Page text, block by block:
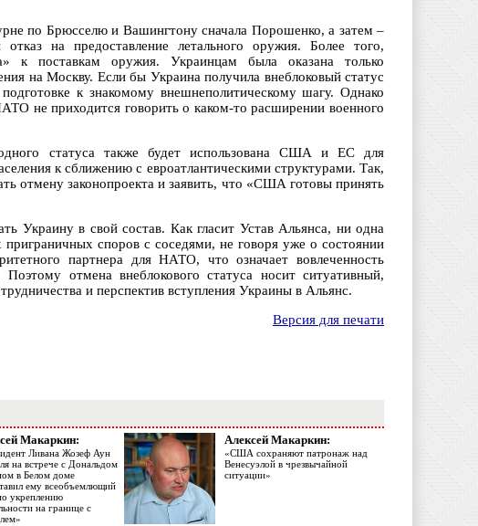
по Брюсселю и Вашингтону сначала Порошенко, а затем –
на предоставление летального оружия. Более того,
к поставкам оружия. Украинцам была оказана только
на Москву. Если бы Украина получила внеблоковый статус
к знакомому внешнеполитическому шагу. Однако
не приходится говорить о каком-то расширении военного
статуса также будет использована США и ЕС для
к сближению с евроатлантическими структурами. Так,
отмену законопроекта и заявить, что «США готовы принять
Украину в свой состав. Как гласит Устав Альянса, ни одна
споров с соседями, не говоря уже о состоянии
партнера для НАТО, что означает вовлеченность
отмена внеблокового статуса носит ситуативный,
и перспектив вступления Украины в Альянс.
Версия для печати
Макаркин:
Ливана Жозеф Аун
на встрече с Дональдом
в Белом доме
ему всеобъемлющий
укреплению
на границе с
Алексей Макаркин:
«США сохраняют патронаж над
Венесуэлой в чрезвычайной
ситуации»